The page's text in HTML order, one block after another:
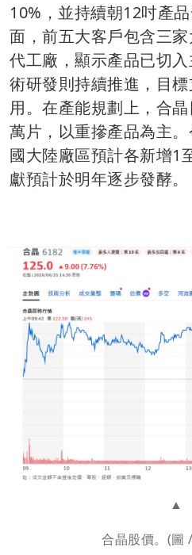
10%，並持續朝12吋產
面，前五大客戶包含三
代工廠，顯示產品已切
術研發則持續推進，目
用。在產能規劃上，合
萬片，以重摻產品為主
國大陸廠區預計各新增1
獻預計於明年逐步發酵。
合晶股價。(圖